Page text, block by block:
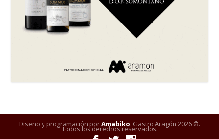
Diseño y programación porAmabiko. Gastro Aragón 2026 ©.
Todos los derechos reservados.